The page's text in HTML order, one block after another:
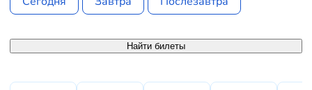
Найти билеты